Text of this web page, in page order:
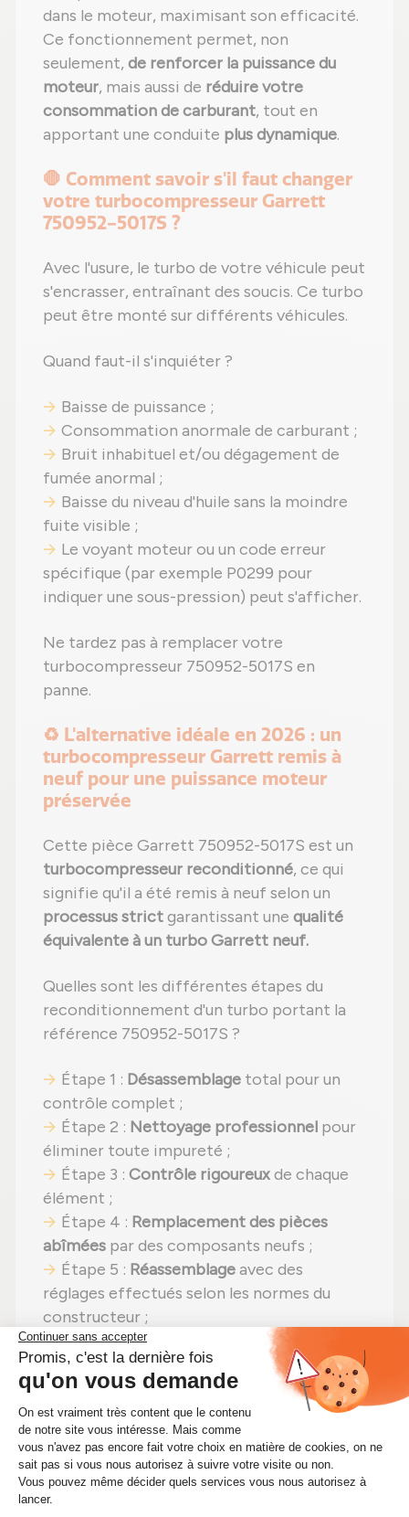
dans le moteur, maximisant son efficacité.
Ce fonctionnement permet, non
seulement, de renforcer la puissance du
moteur, mais aussi de réduire votre
consommation de carburant, tout en
apportant une conduite plus dynamique.
🛑 Comment savoir s'il faut changer
votre turbocompresseur Garrett
750952-5017S ?
Avec l'usure, le turbo de votre véhicule peut
s'encrasser, entraînant des soucis. Ce turbo
peut être monté sur différents véhicules.
Quand faut-il s'inquiéter ?
Baisse de puissance ;
Consommation anormale de carburant ;
Bruit inhabituel et/ou dégagement de
fumée anormal ;
Baisse du niveau d'huile sans la moindre
fuite visible ;
Le voyant moteur ou un code erreur
spécifique (par exemple P0299 pour
indiquer une sous-pression) peut s'afficher.
Ne tardez pas à remplacer votre
turbocompresseur 750952-5017S en
panne.
♻️ L'alternative idéale en 2026 : un
turbocompresseur Garrett remis à
neuf pour une puissance moteur
préservée
Cette pièce Garrett 750952-5017S est un
turbocompresseur reconditionné, ce qui
signifie qu'il a été remis à neuf selon un
processus strictgarantissant une qualité
équivalente à un turbo Garrett neuf.
Quelles sont les différentes étapes du
reconditionnement d'un turbo portant la
référence 750952-5017S ?
Étape 1 : Désassemblage total pour un
contrôle complet ;
Étape 2 : Nettoyage professionnel pour
éliminer toute impureté ;
Étape 3 : Contrôle rigoureuxde chaque
élément ;
Étape 4 : Remplacement des pièces
abîmées par des composants neufs ;
Étape 5 : Réassemblageavec des
réglages effectués selon les normes du
constructeur ;
Étape 6 :Tests approfondis sur banc
d'essai Schenck avant envoi.
En choisissant unturbo reconditionné,
vous faites un pari gagnant :
puissance,une solution plus économique
(actuellement à 294,50 €)et unchoix
écologique